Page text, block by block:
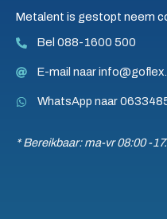
Metalent is gestopt neem
Bel 088-1600 500
E-mail naar
WhatsApp naar
* Bereikbaar: ma-vr 08:00 -